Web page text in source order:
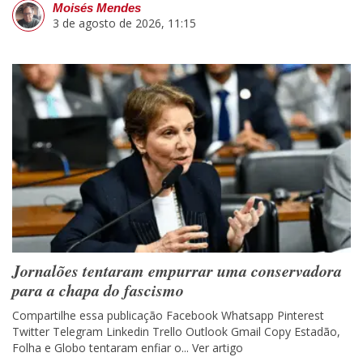
Moisés Mendes
3 de agosto de 2026, 11:15
Jornalões tentaram empurrar uma conservadora
para a chapa do fascismo
Compartilhe essa publicação Facebook Whatsapp Pinterest
Twitter Telegram Linkedin Trello Outlook Gmail Copy Estadão,
Folha e Globo tentaram enfiar o... Ver artigo